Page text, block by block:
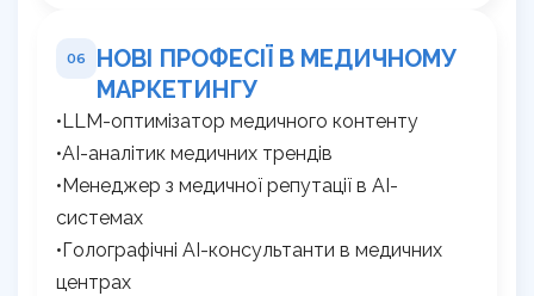
06
НОВІ ПРОФЕСІЇ В МЕДИЧНОМУ
МАРКЕТИНГУ
•LLM-оптимізатор медичного контенту
•AI-аналітик медичних трендів
•Менеджер з медичної репутації в AI-
системах
•Голографічні AI-консультанти в медичних
центрах